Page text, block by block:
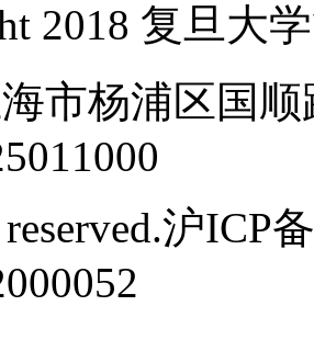
2018 复旦大
市杨浦区国顺
沪ICP